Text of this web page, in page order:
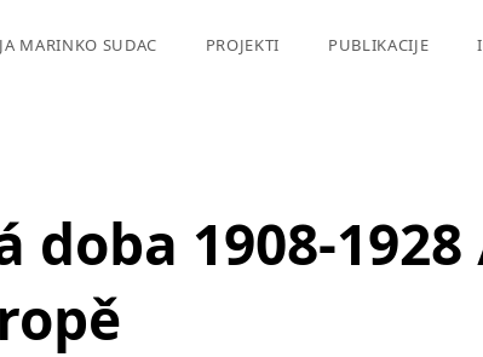
MARINKO SUDAC PROJEKTI PUBLIKACIJE
doba 1908-